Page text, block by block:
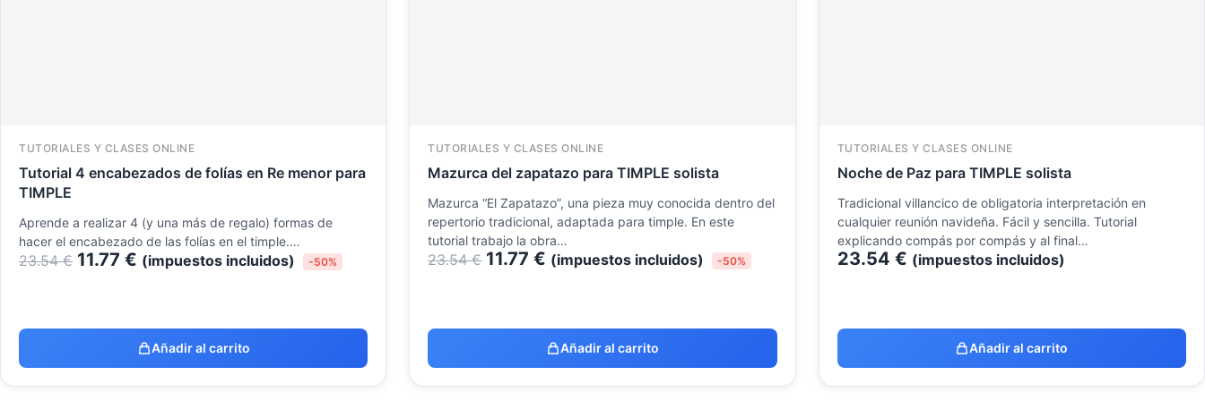
TUTORIALES Y CLASES ONLINE
Tutorial 4 encabezados de folías en Re menor para
TIMPLE
Aprende a realizar 4 (y una más de regalo) formas de
hacer el encabezado de las folías en el timple.…
23.54€ 11.77 € (impuestos incluidos) -50%
Añadir al carrito
TUTORIALES Y CLASES ONLINE
Mazurca del zapatazo para TIMPLE solista
Mazurca “El Zapatazo”, una pieza muy conocida dentro del
repertorio tradicional, adaptada para timple. En este
tutorial trabajo la obra…
23.54€ 11.77€ (impuestos incluidos) -50%
Añadir al carrito
TUTORIALES Y CLASES ONLINE
Noche de Paz para TIMPLE solista
Tradicional villancico de obligatoria interpretación en
cualquier reunión navideña. Fácil y sencilla. Tutorial
explicando compás por compás y al final…
23.54 € (impuestos incluidos)
Añadir al carrito